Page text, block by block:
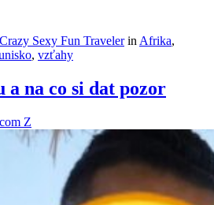
Crazy Sexy Fun Travelerin Afrika,
, vzťahy
a na co si dat pozor